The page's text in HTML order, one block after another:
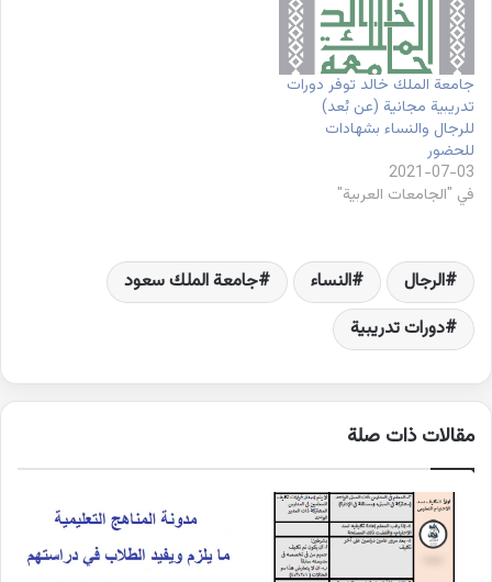
جامعة الملك خالد توفر دورات
تدريبية مجانية (عن بُعد)
للرجال والنساء بشهادات
للحضور
2021-07-03
في "الجامعات العربية"
الرجال النساء
جامعة الملك سعود
دورات تدريبية
مقالات ذات صلة